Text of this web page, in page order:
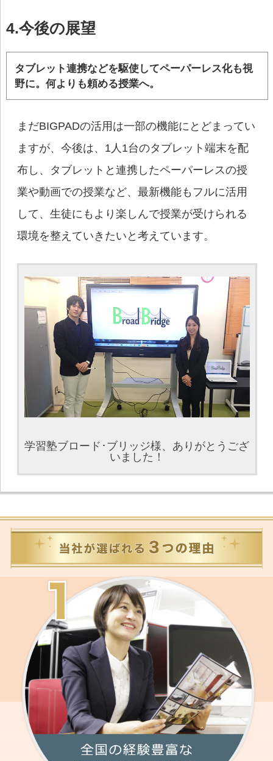
4.今後の展望
タブレット連携などを駆使してペーパーレス化も視
野に。何よりも頼める授業へ。
まだBIGPADの活用は一部の機能にとどまってい
ますが、今後は、1人1台のタブレット端末を配
布し、タブレットと連携したペーパーレスの授
業や動画での授業など、最新機能もフルに活用
して、生徒にもより楽しんで授業が受けられる
環境を整えていきたいと考えています。
学習塾ブロード･ブリッジ様、ありがとうござ
いました！